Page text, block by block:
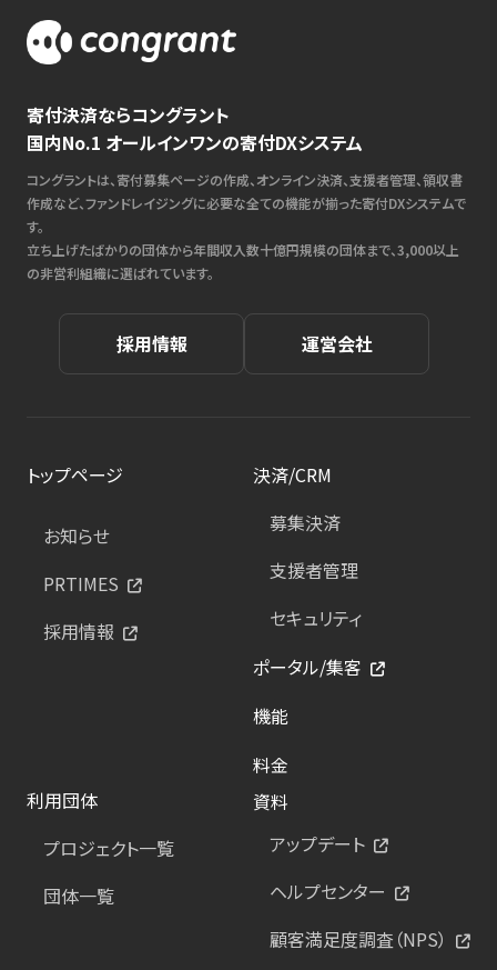
寄付決済ならコングラント
国内No.1 オールインワンの寄付DXシステム
コングラントは、寄付募集ページの作成、オンライン決済、支援者管理、領収書
作成など、ファンドレイジングに必要な全ての機能が揃った寄付DXシステムで
す。
立ち上げたばかりの団体から年間収入数十億円規模の団体まで、3,000以上
の非営利組織に選ばれています。
採用情報 運営会社
トップページ
お知らせ
PRTIMES
採用情報
決済/CRM
募集決済
支援者管理
セキュリティ
ポータル/集客
機能
料金
利用団体
プロジェクト一覧
団体一覧
資料
アップデート
ヘルプセンター
顧客満足度調査（NPS）